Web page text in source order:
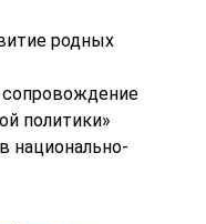
родных
политики»
национально-